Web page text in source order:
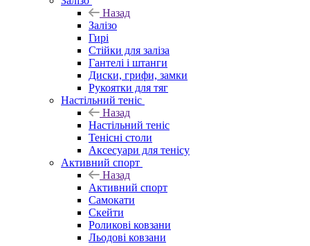
Назад
Залізо
Гирі
Стійки для заліза
Гантелі і штанги
Диски, грифи, замки
Рукоятки для тяг
Настільний теніс
Назад
Настільний теніс
Тенісні столи
Аксесуари для тенісу
Активний спорт
Назад
Активний спорт
Самокати
Скейти
Роликові ковзани
Льодові ковзани